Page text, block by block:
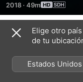
2018 · 49m
Temporada 1
Elige otro
de tu
Estados
México)